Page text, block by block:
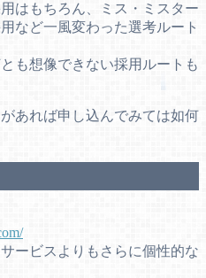
はもちろん、ミス・ミスター
など一風変わった選考ルート
も想像できない採用ルートも
あれば申し込んでみては如何
ービスよりもさらに個性的な